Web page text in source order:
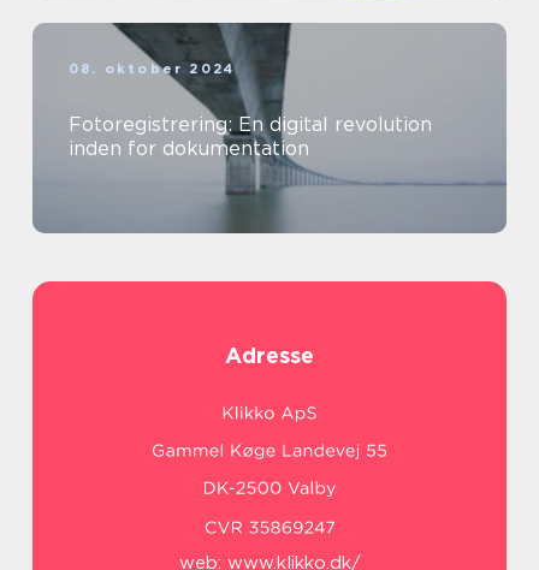
08. oktober 2024
Fotoregistrering: En digital revolution
inden for dokumentation
Adresse
web: www.klikko.dk/